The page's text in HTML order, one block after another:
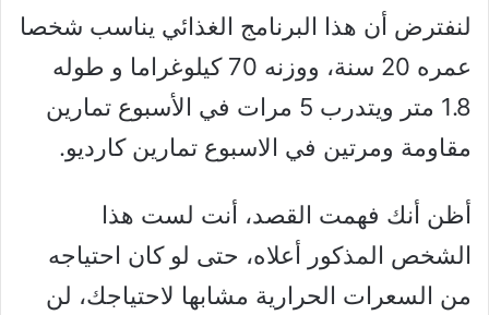
لنفترض أن هذا البرنامج الغذائي يناسب شخصا
عمره 20 سنة، ووزنه 70 كيلوغراما و طوله
1.8 متر ويتدرب 5 مرات في الأسبوع تمارين
مقاومة ومرتين في الاسبوع تمارين كارديو.
أظن أنك فهمت القصد، أنت لست هذا
الشخص المذكور أعلاه، حتى لو كان احتياجه
من السعرات الحرارية مشابها لاحتياجك، لن